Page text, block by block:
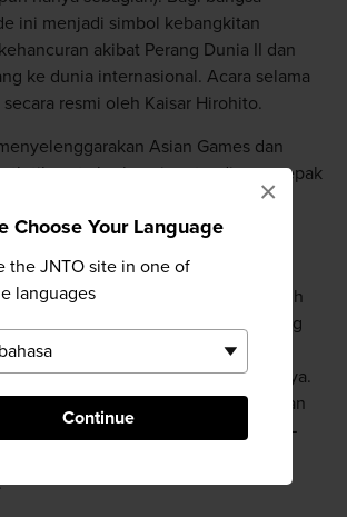
Choose Your Language
the JNTO site in one of
languages
Continue
×
ini menjadi simbol kebangkitan
akibat Perang Dunia II dan
ke dunia internasional. Acara selama
resmi oleh Kaisar Hirohito.
Asian Games dan
serta berbagai pertandingan sepak
tingkat internasional maupun
ini juga menjadi tempat konser The
tahun 1996.
warisan kejayaan, stadion ini masih
masalah. Kapasitas penonton kurang
atap untuk sebagian besar
umum telah usang karena usianya.
memutuskan untuk meratakan
dan membangun fasilitas canggih—
seleksi penyelenggara